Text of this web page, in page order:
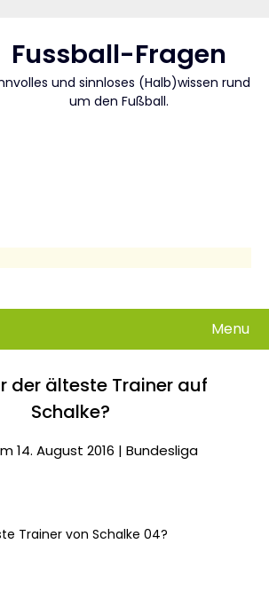
Fussball-Fragen
und sinnloses (Halb)wissen rund
um den Fußball.
Menu
der älteste Trainer auf
Schalke?
14. August 2016 | Bundesliga
Trainer von Schalke 04?